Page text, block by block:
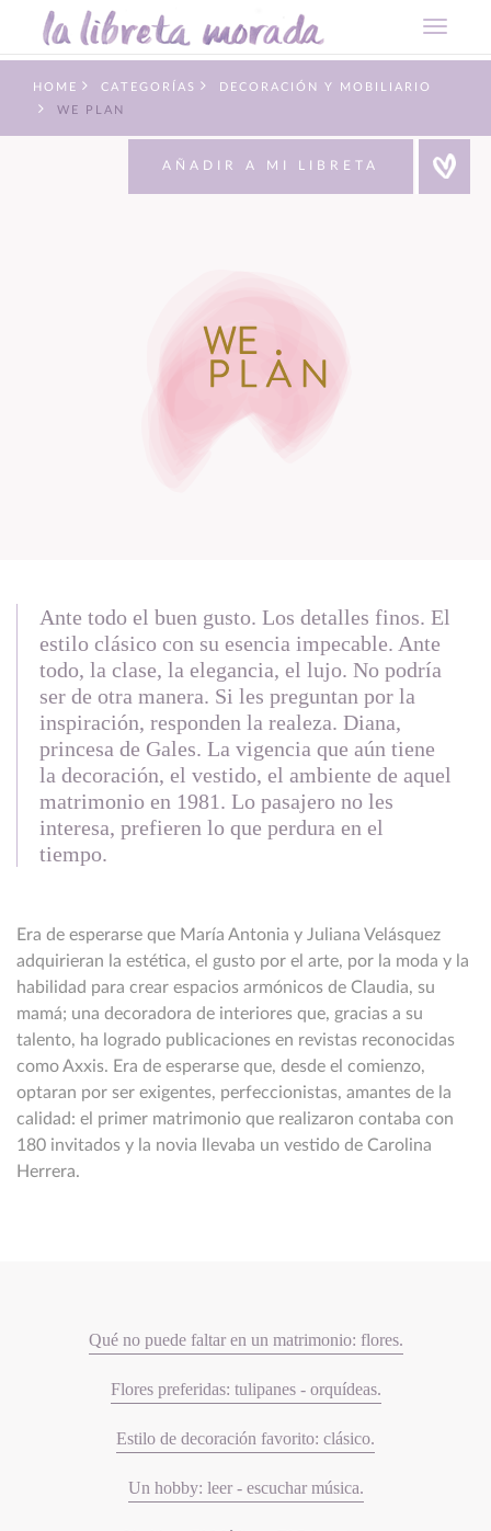
HOME CATEGORÍAS
DECORACIÓN Y MOBILIARIO
WE PLAN
AÑADIR A MI LIBRETA
Ante todo el buen gusto. Los detalles finos. El
estilo clásico con su esencia impecable. Ante
todo, la clase, la elegancia, el lujo. No podría
ser de otra manera. Si les preguntan por la
inspiración, responden la realeza. Diana,
princesa de Gales. La vigencia que aún tiene
la decoración, el vestido, el ambiente de aquel
matrimonio en 1981. Lo pasajero no les
interesa, prefieren lo que perdura en el
tiempo.
Era de esperarse que María Antonia y Juliana Velásquez
adquirieran la estética, el gusto por el arte, por la moda y la
habilidad para crear espacios armónicos de Claudia, su
mamá; una decoradora de interiores que, gracias a su
talento, ha logrado publicaciones en revistas reconocidas
como Axxis. Era de esperarse que, desde el comienzo,
optaran por ser exigentes, perfeccionistas, amantes de la
calidad: el primer matrimonio que realizaron contaba con
180 invitados y la novia llevaba un vestido de Carolina
Herrera.
Qué no puede faltar en un matrimonio: flores.
Flores preferidas: tulipanes - orquídeas.
Estilo de decoración favorito: clásico.
Un hobby: leer - escuchar música.